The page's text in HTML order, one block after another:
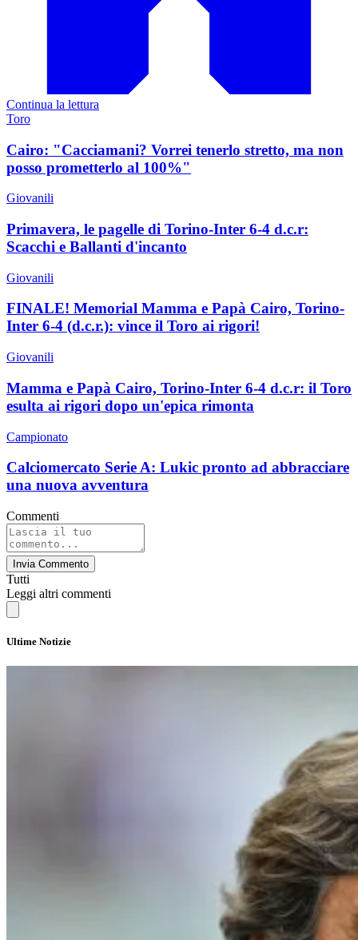
Continua la lettura
Toro
Cairo: "Cacciamani? Vorrei tenerlo stretto, ma non
posso prometterlo al 100%"
Giovanili
Primavera, le pagelle di Torino-Inter 6-4 d.c.r:
Scacchi e Ballanti d'incanto
Giovanili
FINALE! Memorial Mamma e Papà Cairo, Torino-
Inter 6-4 (d.c.r.): vince il Toro ai rigori!
Giovanili
Mamma e Papà Cairo, Torino-Inter 6-4 d.c.r: il Toro
esulta ai rigori dopo un'epica rimonta
Campionato
Calciomercato Serie A: Lukic pronto ad abbracciare
una nuova avventura
Commenti
Invia Commento
Tutti
Leggi altri commenti
Ultime Notizie